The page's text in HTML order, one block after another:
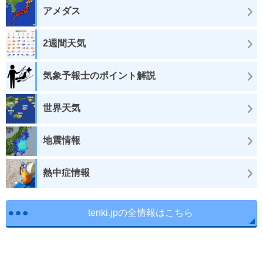
アメダス
2週間天気
気象予報士のポイント解説
世界天気
地震情報
熱中症情報
tenki.jpの全情報はこちら